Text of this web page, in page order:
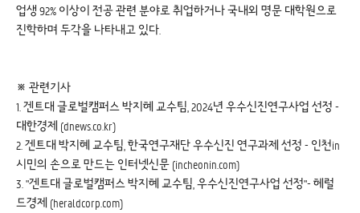
업생 92% 이상이 전공 관련 분야로 취업하거나 국내외 명문 대학원으로
진학하며 두각을 나타내고 있다.
※ 관련기사
1.겐트대 글로벌캠퍼스 박지혜 교수팀, 2024년 우수신진연구사업 선정 -
대한경제 (dnews.co.kr)
2.겐트대 박지혜 교수팀, 한국연구재단 우수신진 연구과제 선정 - 인천in
시민의 손으로 만드는 인터넷신문 (incheonin.com)
3."겐트대 글로벌캠퍼스 박지혜 교수팀, 우수신진연구사업 선정"- 헤럴
드경제 (heraldcorp.com)